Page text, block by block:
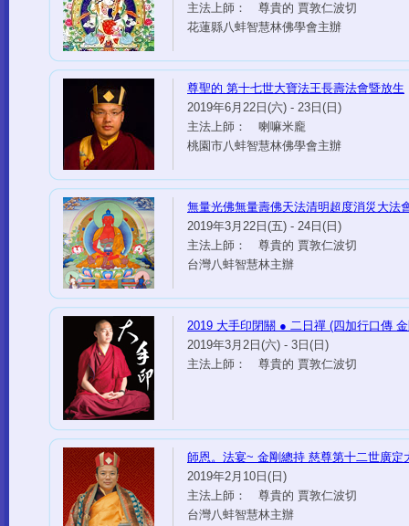
主法上師： 尊貴的 賈敦仁波切
花蓮縣八蚌智慧林佛學會主辦
尊聖的 第十七世大寶法王長壽法會暨放生
2019年6月22日(六) - 23日(日)
主法上師： 喇嘛米龐
桃園市八蚌智慧林佛學會主辦
無量光佛無量壽佛天法清明超度消災大法
2019年3月22日(五) - 24日(日)
主法上師： 尊貴的 賈敦仁波切
台灣八蚌智慧林主辦
2019 大手印閉關 ● 二日禪 (四加行口傳
2019年3月2日(六) - 3日(日)
主法上師： 尊貴的 賈敦仁波切
師恩。法宴~ 金剛總持 慈尊第十二世廣定
2019年2月10日(日)
主法上師： 尊貴的 賈敦仁波切
台灣八蚌智慧林主辦